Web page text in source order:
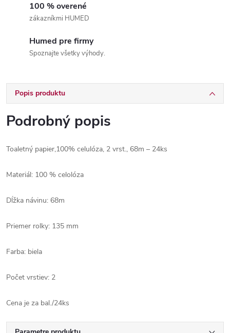
100 % overené
zákazníkmi HUMED
Humed pre firmy
Spoznajte všetky výhody.
Popis produktu
Podrobný popis
Toaletný papier,100% celulóza, 2 vrst., 68m – 24ks
Materiál: 100 % celolóza
Dĺžka návinu: 68m
Priemer rolky: 135 mm
Farba: biela
Počet vrstiev: 2
Cena je za bal./24ks